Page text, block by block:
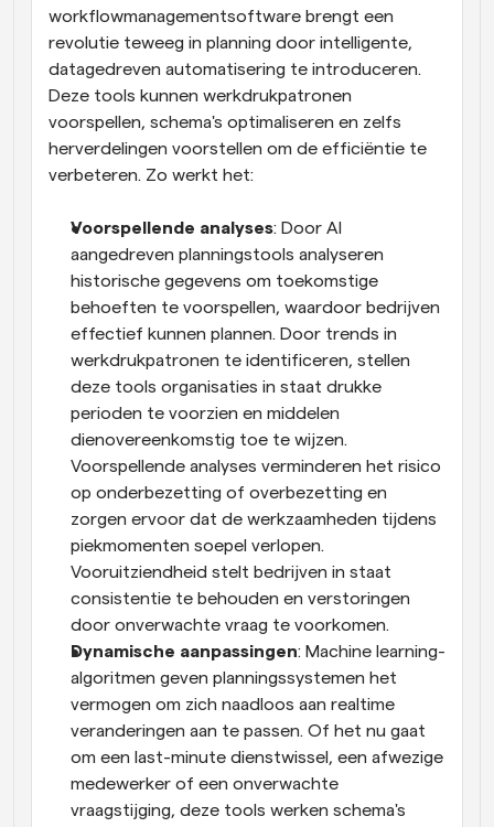
workflowmanagementsoftware brengt een
revolutie teweeg in planning door intelligente,
datagedreven automatisering te introduceren.
Deze tools kunnen werkdrukpatronen
voorspellen, schema's optimaliseren en zelfs
herverdelingen voorstellen om de efficiëntie te
verbeteren. Zo werkt het:
Voorspellende analyses: Door AI
aangedreven planningstools analyseren
historische gegevens om toekomstige
behoeften te voorspellen, waardoor bedrijven
effectief kunnen plannen. Door trends in
werkdrukpatronen te identificeren, stellen
deze tools organisaties in staat drukke
perioden te voorzien en middelen
dienovereenkomstig toe te wijzen.
Voorspellende analyses verminderen het risico
op onderbezetting of overbezetting en
zorgen ervoor dat de werkzaamheden tijdens
piekmomenten soepel verlopen.
Vooruitziendheid stelt bedrijven in staat
consistentie te behouden en verstoringen
door onverwachte vraag te voorkomen.
Dynamische aanpassingen: Machine learning-
algoritmen geven planningssystemen het
vermogen om zich naadloos aan realtime
veranderingen aan te passen. Of het nu gaat
om een last-minute dienstwissel, een afwezige
medewerker of een onverwachte
vraagstijging, deze tools werken schema's